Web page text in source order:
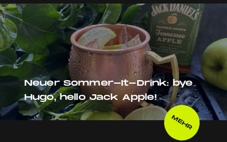
Neuer Sommer-It-Drink: bye
Hugo, hello Jack Apple!
MEHR